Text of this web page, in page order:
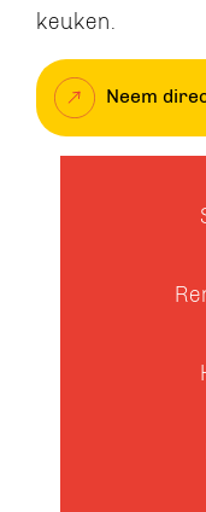
keuken.
Neem